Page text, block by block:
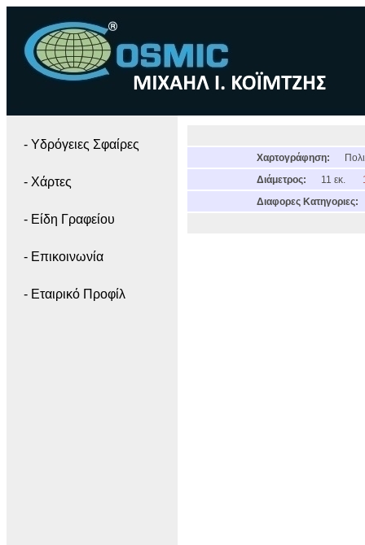
- Yδρόγειες Σφαίρες
- Χάρτες
- Είδη Γραφείου
- Επικοινωνία
- Εταιρικό Προφίλ
Χαρτογράφηση:
Διάμετρος:
11 εκ.
Διαφορες Κατηγοριες: